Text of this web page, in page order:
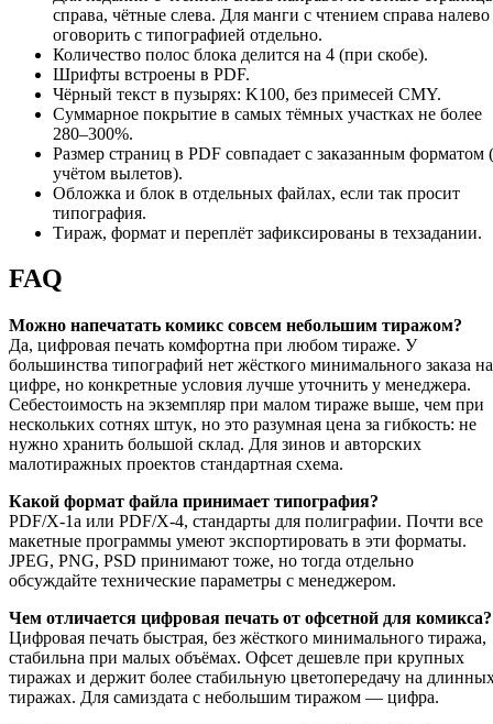
справа, чётные слева. Для манги с чтением справа налево
оговорить с типографией отдельно.
Количество полос блока делится на 4 (при скобе).
Шрифты встроены в PDF.
Чёрный текст в пузырях: K100, без примесей CMY.
Суммарное покрытие в самых тёмных участках не более
280–300%.
Размер страниц в PDF совпадает с заказанным форматом
учётом вылетов).
Обложка и блок в отдельных файлах, если так просит
типография.
Тираж, формат и переплёт зафиксированы в техзадании.
FAQ
Можно напечатать комикс совсем небольшим тиражом?
Да, цифровая печать комфортна при любом тираже. У
большинства типографий нет жёсткого минимального заказа на
цифре, но конкретные условия лучше уточнить у менеджера.
Себестоимость на экземпляр при малом тираже выше, чем при
нескольких сотнях штук, но это разумная цена за гибкость: не
нужно хранить большой склад. Для зинов и авторских
малотиражных проектов стандартная схема.
Какой формат файла принимает типография?
PDF/X-1a или PDF/X-4, стандарты для полиграфии. Почти все
макетные программы умеют экспортировать в эти форматы.
JPEG, PNG, PSD принимают тоже, но тогда отдельно
обсуждайте технические параметры с менеджером.
Чем отличается цифровая печать от офсетной для комикса?
Цифровая печать быстрая, без жёсткого минимального тиража,
стабильна при малых объёмах. Офсет дешевле при крупных
тиражах и держит более стабильную цветопередачу на
тиражах. Для самиздата с небольшим тиражом — цифра.